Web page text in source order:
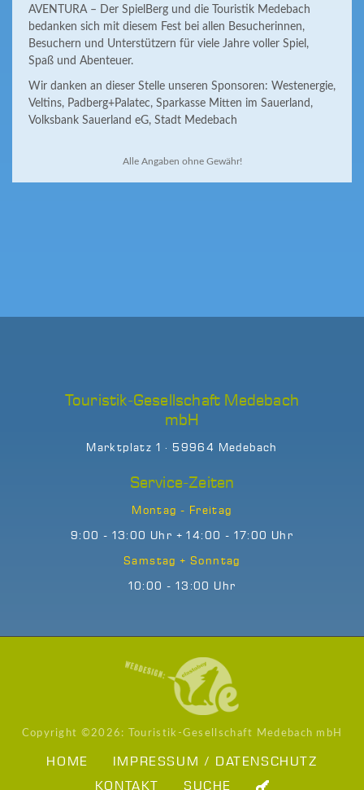
AVENTURA – Der SpielBerg und die Touristik Medebach
bedanken sich mit diesem Fest bei allen Besucherinnen,
Besuchern und Unterstützern für viele Jahre voller Spiel,
Spaß und Abenteuer.
Wir danken an dieser Stelle unseren Sponsoren: Westenergie,
Veltins, Padberg+Palatec, Sparkasse Mitten im Sauerland,
Volksbank Sauerland eG, Stadt Medebach
Alle Angaben ohne Gewähr!
Touristik-Gesellschaft Medebach
mbH
Marktplatz 1 · 59964 Medebach
Service-Zeiten
Montag - Freitag
9:00 - 13:00 Uhr + 14:00 - 17:00 Uhr
Samstag + Sonntag
10:00 - 13:00 Uhr
Copyright ©2026: Touristik-Gesellschaft Medebach mbH
HOME
IMPRESSUM / DATENSCHUTZ
KONTAKT
SUCHE